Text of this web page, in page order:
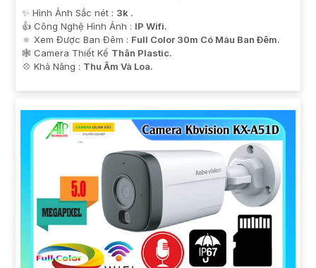
✨ Hình Ảnh Sắc nét : 3k .
👍 Công Nghệ Hình Ảnh : IP Wifi.
🔅 Xem Được Ban Đêm : Full Color 30m Có Màu Ban Ðêm.
🕸️ Camera Thiết Kế Thân Plastic.
️💠 Khả Năng : Thu Âm Và Loa.